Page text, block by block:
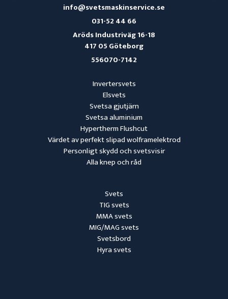
Svets
TIG svets
MMA svets
MIG/MAG svets
Svetsbord
Hyra svets
Invertersvets
Elsvets
Svetsa gjutjärn
Svetsa aluminium
Hypertherm Flushcut
Värdet av perfekt slipad wolframelektrod
Personligt skydd och svetsvisir
Alla knep och råd
info@svetsmaskinservice.se
031-52 44 66
Aröds Industriväg 16-18
417 05 Göteborg
556070-7142